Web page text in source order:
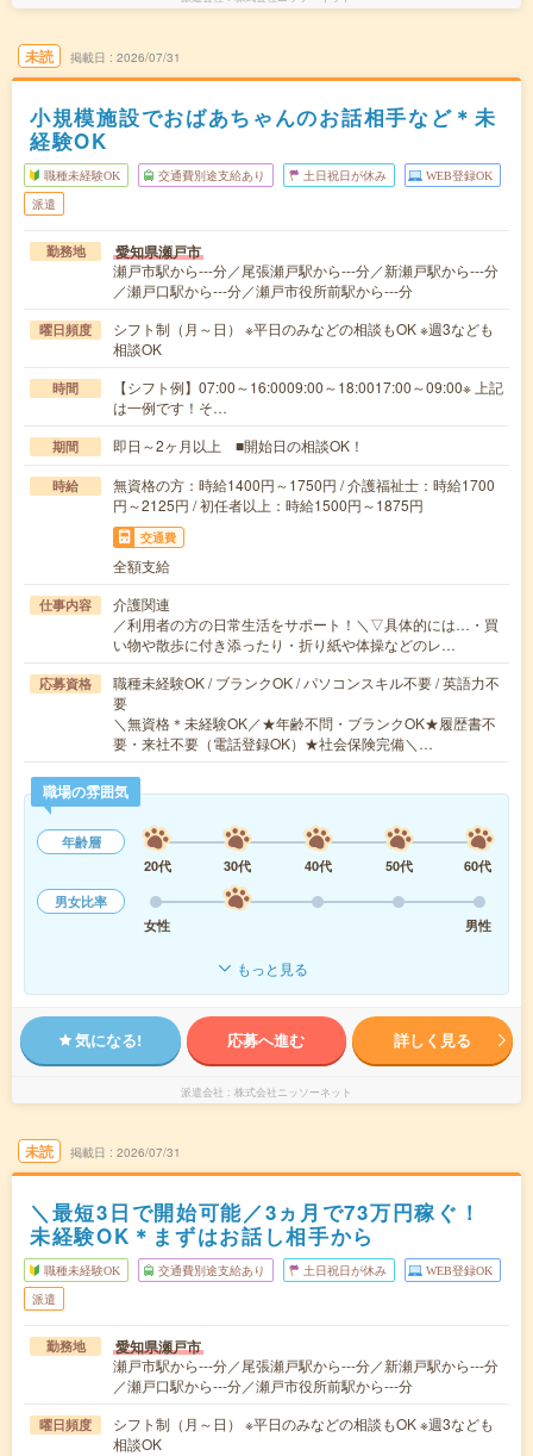
未読 掲載日 2026/07/31
小規模施設でおばあちゃんのお話相手など＊未
経験OK
職種未経験OK 交通費別途支給あり 土日祝日が休み WEB登録OK
派遣
勤務地 愛知県瀬戸市
瀬戸市駅から---分／尾張瀬戸駅から---分／新瀬戸駅から---分
／瀬戸口駅から---分／瀬戸市役所前駅から---分
曜日頻度
シフト制（月～日） ※平日のみなどの相談もOK ※週3なども
相談OK
時間
【シフト例】07:00～16:0009:00～18:0017:00～09:00※ 上記
は一例です！そ…
期間 即日～2ヶ月以上 ■開始日の相談OK！
時給
無資格の方：時給1400円～1750円 / 介護福祉士：時給1700
円～2125円 / 初任者以上：時給1500円～1875円
交通費
全額支給
仕事内容
介護関連
／利用者の方の日常生活をサポート！＼▽具体的には…・買
い物や散歩に付き添ったり・折り紙や体操などのレ…
応募資格
職種未経験OK / ブランクOK / パソコンスキル不要 / 英語力不
要
＼無資格＊未経験OK／★年齢不問・ブランクOK★履歴書不
要・来社不要（電話登録OK）★社会保険完備＼…
職場の雰囲気
年齢層
20代
30代 40代 50代
60代
男女比率
女性
男性
もっと見る
気になる! 応募へ進む 詳しく見る
派遣会社 株式会社ニッソーネット
未読 掲載日 2026/07/31
＼最短3日で開始可能／3ヵ月で73万円稼ぐ！
未経験OK＊まずはお話し相手から
職種未経験OK 交通費別途支給あり 土日祝日が休み WEB登録OK
派遣
勤務地 愛知県瀬戸市
瀬戸市駅から---分／尾張瀬戸駅から---分／新瀬戸駅から---分
／瀬戸口駅から---分／瀬戸市役所前駅から---分
曜日頻度
シフト制（月～日） ※平日のみなどの相談もOK ※週3なども
相談OK